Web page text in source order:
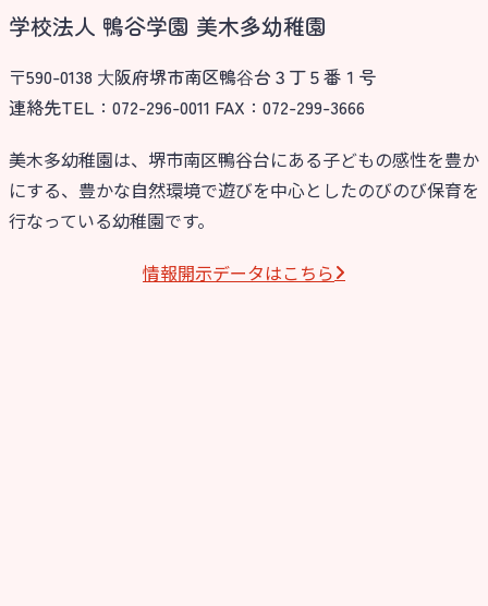
学校法人 鴨谷学園 美木多幼稚園
〒590-0138 ⼤阪府堺市南区鴨⾕台３丁５番１号
連絡先TEL：072-296-0011 FAX：072-299-3666
美木多幼稚園は、堺市南区鴨谷台にある子どもの感性を豊か
にする、豊かな自然環境で遊びを中心としたのびのび保育を
行なっている幼稚園です。
情報開⽰データはこちら